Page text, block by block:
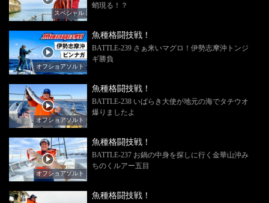
スペシャル
蛸現る！？
オフショアソルト
魚種格闘技戦！
BATTLE-239 さぁ来いマグロ！伊勢志摩沖トンジ
ギ勝負
オフショアソルト
魚種格闘技戦！
BATTLE-238 いばらき大使が地元の海でタチウオ
爆りましたよ
オフショアソルト
魚種格闘技戦！
BATTLE-237 お鍋の中身を探しに行く金華山沖み
ちのくルアー五目
魚種格闘技戦！